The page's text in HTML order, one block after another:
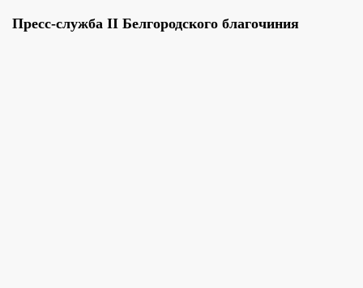
Пресс-служба II Белгородского благочиния